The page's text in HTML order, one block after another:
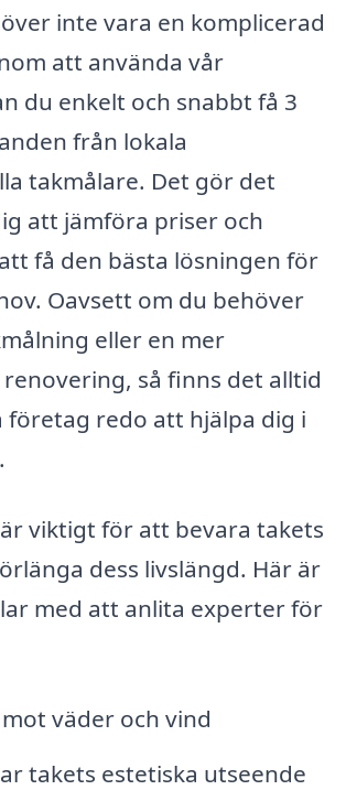
inte vara en komplicerad
att använda vår
du enkelt och snabbt få 3
från lokala
takmålare. Det gör det
att jämföra priser och
få den bästa lösningen för
Oavsett om du behöver
eller en mer
så finns det alltid
företag redo att hjälpa dig i
viktigt för att bevara takets
dess livslängd. Här är
med att anlita experter för
väder och vind
takets estetiska utseende